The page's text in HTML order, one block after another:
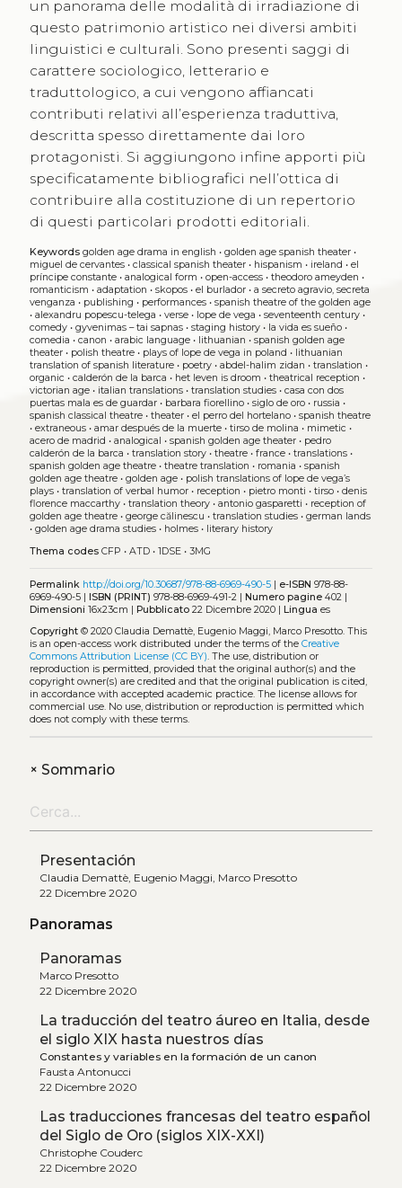
un panorama delle modalità di irradiazione di
questo patrimonio artistico nei diversi ambiti
linguistici e culturali. Sono presenti saggi di
carattere sociologico, letterario e
traduttologico, a cui vengono affiancati
contributi relativi all’esperienza traduttiva,
descritta spesso direttamente dai loro
protagonisti. Si aggiungono infine apporti più
specificatamente bibliografici nell’ottica di
contribuire alla costituzione di un repertorio
di questi particolari prodotti editoriali.
Keywords golden age drama in english • golden age spanish theater•
miguel de cervantes• classical spanish theater• hispanism • ireland • el
príncipe constante• analogical form • open-access• theodoro ameyden •
romanticism • adaptation • skopos• el burlador• a secreto agravio, secreta
venganza • publishing • performances• spanish theatre of the golden age
• alexandru popescu-telega • verse• lope de vega • seventeenth century•
comedy• gyvenimas – tai sapnas• staging history• la vida es sueño•
comedia • canon • arabic language• lithuanian • spanish golden age
theater• polish theatre• plays of lope de vega in poland • lithuanian
translation of spanish literature• poetry• abdel-halim zidan • translation •
organic • calderón de la barca • het leven is droom • theatrical reception •
victorian age• italian translations• translation studies• casa con dos
puertas mala es de guardar• barbara fiorellino• siglo de oro• russia •
spanish classical theatre• theater• el perro del hortelano• spanish theatre
• extraneous• amar después de la muerte• tirso de molina • mimetic •
acero de madrid • analogical • spanish golden age theater• pedro
calderón de la barca • translation story• theatre• france• translations•
spanish golden age theatre• theatre translation • romania • spanish
golden age theatre• golden age• polish translations of lope de vega’s
plays• translation of verbal humor• reception • pietro monti • tirso• denis
florence maccarthy• translation theory• antonio gasparetti • reception of
golden age theatre• george călinescu • translation studies• german lands
• golden age drama studies• holmes• literary history
Thema codes CFP • ATD• 1DSE• 3MG
Permalink http://doi.org/10.30687/978-88-6969-490-5| e-ISBN 978-88-
6969-490-5 | ISBN (PRINT) 978-88-6969-491-2 | Numero pagine402 |
Dimensioni16x23cm | Pubblicato22 Dicembre 2020 | Lingua es
Copyright© 2020 Claudia Demattè, Eugenio Maggi, Marco Presotto. This
is an open-access work distributed under the terms of the Creative
Commons Attribution License (CC BY). The use, distribution or
reproduction is permitted, provided that the original author(s) and the
copyright owner(s) are credited and that the original publication is cited,
in accordance with accepted academic practice. The license allows for
commercial use. No use, distribution or reproduction is permitted which
does not comply with these terms.
+Sommario
Presentación
Claudia Demattè, Eugenio Maggi, Marco Presotto
22 Dicembre 2020
Panoramas
Panoramas
Marco Presotto
22 Dicembre 2020
La traducción del teatro áureo en Italia, desde
el siglo XIX hasta nuestros días
Constantes y variables en la formación de un canon
Fausta Antonucci
22 Dicembre 2020
Las traducciones francesas del teatro español
del Siglo de Oro (siglos XIX-XXI)
Christophe Couderc
22 Dicembre 2020